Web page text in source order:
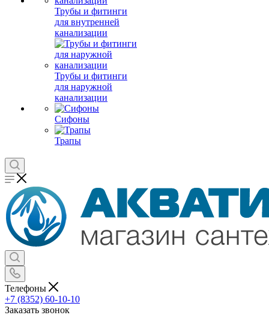
Трубы и фитинги
для внутренней
канализации
Трубы и фитинги
для наружной
канализации
Сифоны
Трапы
Телефоны
+7 (8352) 60-10-10
Заказать звонок